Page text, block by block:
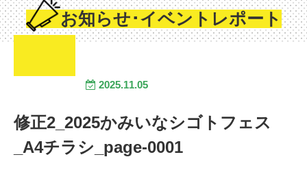
お知らせ･イベントレポート
2025.11.05
修正2_2025かみいなシゴトフェス
_A4チラシ_page-0001